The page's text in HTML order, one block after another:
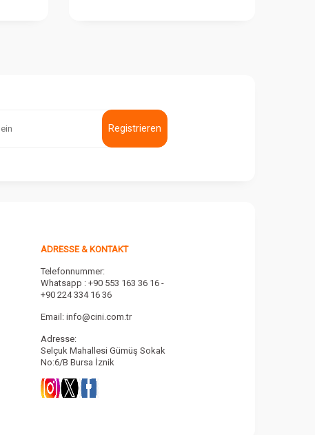
Registrieren
ADRESSE & KONTAKT
Telefonnummer:
Whatsapp : +90 553 163 36 16 -
+90 224 334 16 36
Email: info@cini.com.tr
Adresse:
Selçuk Mahallesi Gümüş Sokak
No:6/B Bursa İznik